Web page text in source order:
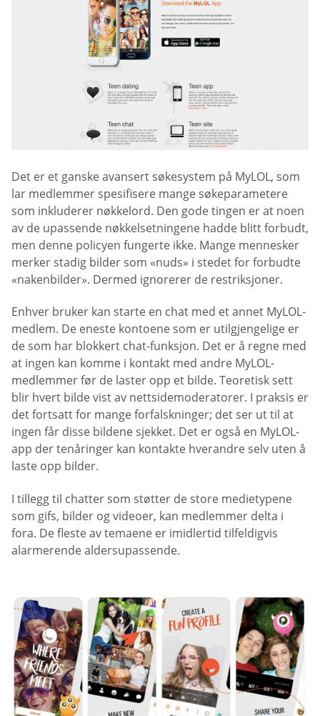
Det er et ganske avansert søkesystem på MyLOL, som
lar medlemmer spesifisere mange søkeparametere
som inkluderer nøkkelord. Den gode tingen er at noen
av de upassende nøkkelsetningene hadde blitt forbudt,
men denne policyen fungerte ikke. Mange mennesker
merker stadig bilder som «nuds» i stedet for forbudte
«nakenbilder». Dermed ignorerer de restriksjoner.
Enhver bruker kan starte en chat med et annet MyLOL-
medlem. De eneste kontoene som er utilgjengelige er
de som har blokkert chat-funksjon. Det er å regne med
at ingen kan komme i kontakt med andre MyLOL-
medlemmer før de laster opp et bilde. Teoretisk sett
blir hvert bilde vist av nettsidemoderatorer. I praksis er
det fortsatt for mange forfalskninger; det ser ut til at
ingen får disse bildene sjekket. Det er også en MyLOL-
app der tenåringer kan kontakte hverandre selv uten å
laste opp bilder.
I tillegg til chatter som støtter de store medietypene
som gifs, bilder og videoer, kan medlemmer delta i
fora. De fleste av temaene er imidlertid tilfeldigvis
alarmerende aldersupassende.